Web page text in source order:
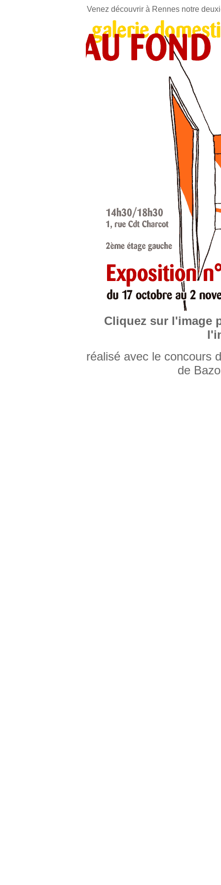
Venez découvrir à Rennes notre
Cliquez sur l'image
réalisé avec le concours
de